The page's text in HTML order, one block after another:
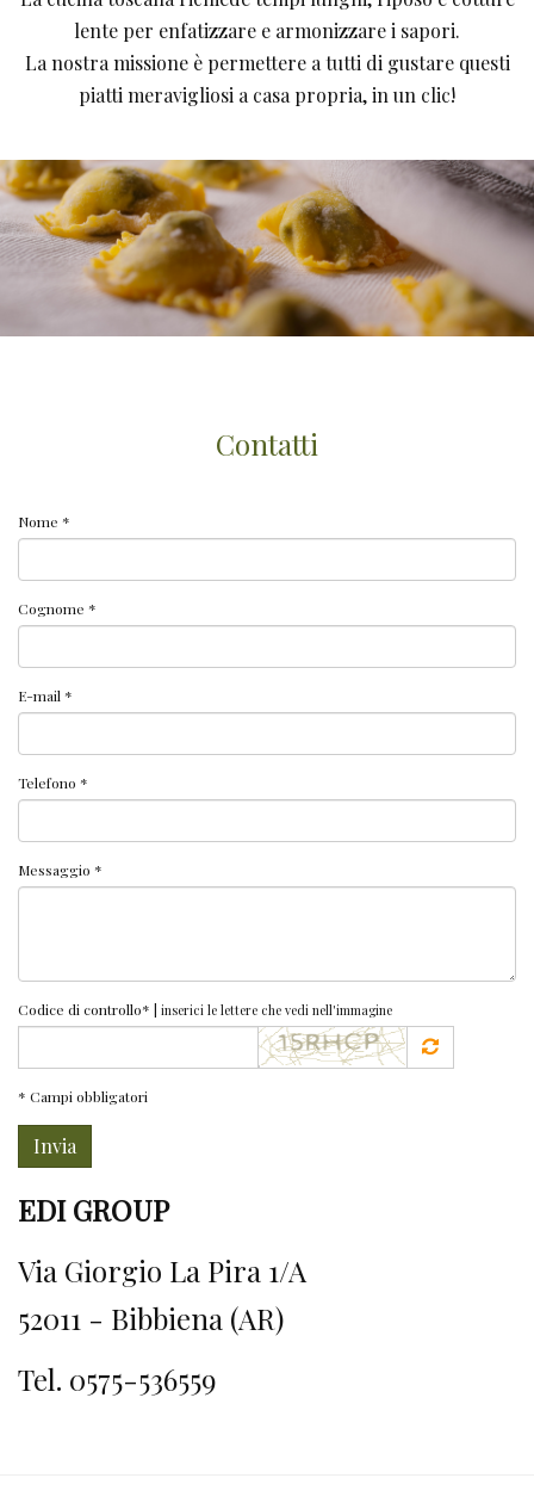
lente per enfatizzare e armonizzare i sapori.
La nostra missione è permettere a tutti di gustare questi
piatti meravigliosi a casa propria, in un clic!
Contatti
Nome *
Cognome *
E-mail *
Telefono *
Messaggio *
Codice di controllo* | inserici le lettere che vedi nell'immagine
* Campi obbligatori
Invia
EDI GROUP
Via Giorgio La Pira 1/A
52011 - Bibbiena (AR)
Tel. 0575-536559